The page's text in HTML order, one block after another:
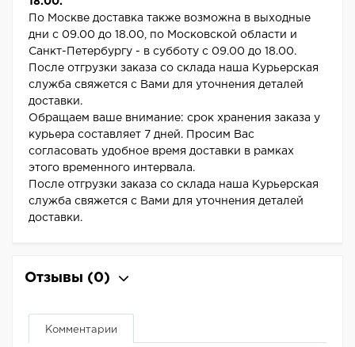
По Москве доставка также возможна в выходные
дни с 09.00 до 18.00, по Московской области и
Санкт-Петербургу - в субботу с 09.00 до 18.00.
После отгрузки заказа со склада наша Курьерская
служба свяжется с Вами для уточнения деталей
доставки.
Обращаем ваше внимание: срок хранения заказа у
курьера составляет 7 дней. Просим Вас
согласовать удобное время доставки в рамках
этого временного интервала.
После отгрузки заказа со склада наша Курьерская
служба свяжется с Вами для уточнения деталей
доставки.
Отзывы (0)
Комментарии